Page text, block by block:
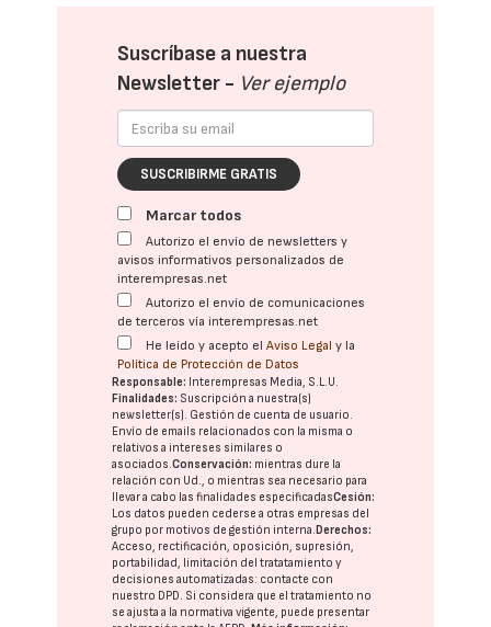
Suscríbase a nuestra
Newsletter - Ver ejemplo
SUSCRIBIRME GRATIS
Marcar todos
Autorizo el envío de newsletters y
avisos informativos personalizados de
interempresas.net
Autorizo el envío de comunicaciones
de terceros vía interempresas.net
He leído y acepto elAviso Legal y la
Política de Protección de Datos
Responsable: Interempresas Media, S.L.U.
Finalidades: Suscripción a nuestra(s)
newsletter(s). Gestión de cuenta de usuario.
Envío de emails relacionados con la misma o
relativos a intereses similares o
asociados.Conservación: mientras dure la
relación con Ud., o mientras sea necesario para
llevar a cabo las finalidades especificadasCesión:
Los datos pueden cederse a otras empresas del
grupo por motivos de gestión interna. Derechos:
Acceso, rectificación, oposición, supresión,
portabilidad, limitación del tratatamiento y
decisiones automatizadas: contacte con
nuestro DPD. Si considera que el tratamiento no
se ajusta a la normativa vigente, puede presentar